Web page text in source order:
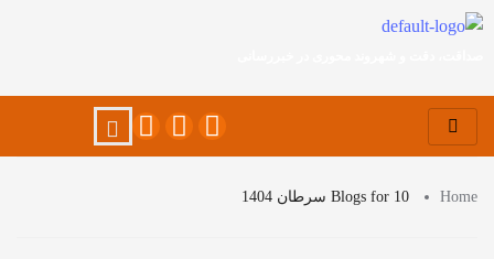
Home Blogs for 10 سرطان 1404